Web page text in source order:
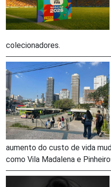
colecionadores.
aumento do custo de vida
como Vila Madalena e